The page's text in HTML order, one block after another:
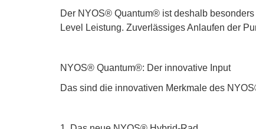
Der NYOS® Quantum® ist deshalb
Level Leistung. Zuverlässiges Anlaufen der
NYOS® Quantum®: Der innovative Input
Das sind die innovativen Merkmale des